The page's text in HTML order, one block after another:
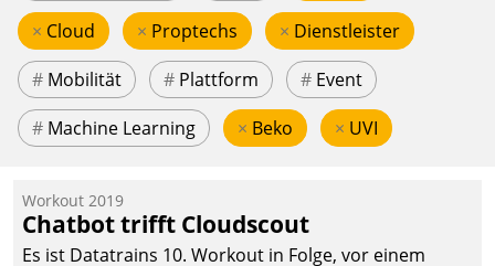
× Cloud × Proptechs × Dienstleister
# Mobilität # Plattform # Event
# Machine Learning × Beko × UVI
Workout 2019
Chatbot trifft Cloudscout
Es ist Datatrains 10. Workout in Folge, vor einem